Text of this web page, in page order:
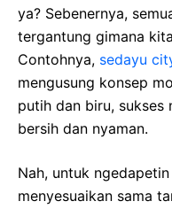
ya? Sebenernya,
tergantung gimana
Contohnya, sedayu
mengusung konsep
putih dan biru,
bersih dan nyaman.
Nah, untuk
menyesuaikan sama